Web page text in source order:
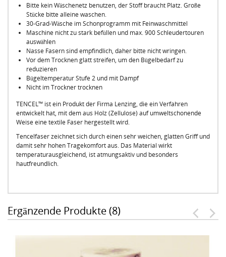
Bitte kein Wäschenetz benutzen, der Stoff braucht Platz. Große
Stücke bitte alleine waschen.
30-Grad-Wäsche im Schonprogramm mit Feinwaschmittel
Maschine nicht zu stark befüllen und max. 900 Schleudertouren
auswählen
Nasse Fasern sind empfindlich, daher bitte nicht wringen.
Vor dem Trocknen glatt streifen, um den Bügelbedarf zu
reduzieren
Bügeltemperatur Stufe 2 und mit Dampf
Nicht im Trockner trocknen
TENCEL™ ist ein Produkt der Firma Lenzing, die ein Verfahren
entwickelt hat, mit dem aus Holz (Zellulose) auf umweltschonende
Weise eine textile Faser hergestellt wird.
Tencelfaser zeichnet sich durch einen sehr weichen, glatten Griff und
damit sehr hohen Tragekomfort aus. Das Material wirkt
temperaturausgleichend, ist atmungsaktiv und besonders
hautfreundlich.
Ergänzende Produkte (8)